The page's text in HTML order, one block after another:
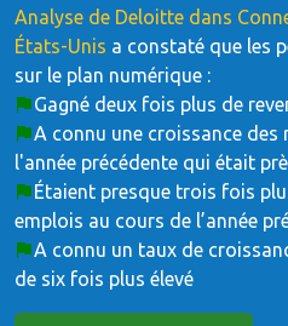
Analyse de Deloitte dans
États-Unis a constaté que les
sur le plan numérique :
Gagné deux fois plus de
A connu une croissance des
l'année précédente qui était
Étaient presque trois fois
emplois au cours de l’année
A connu un taux de
de six fois plus élevé